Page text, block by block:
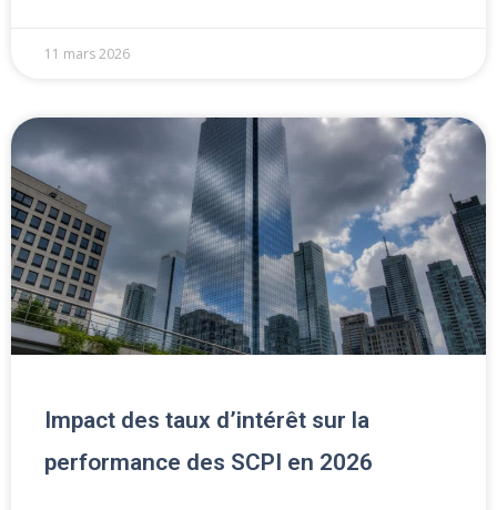
11 mars 2026
Impact des taux d’intérêt sur la
performance des SCPI en 2026